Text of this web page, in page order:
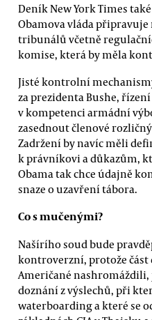
Deník New York Times
Obamova vláda
tribunálů včetně
komise, která by měla
Jisté kontrolní
za prezidenta Bushe,
v kompetenci armádní
zasednout členové
Zadržení by navíc měli
k právníkovi a důkazům,
Obama tak chce údajně
snaze o uzavření tábora.
Co s mučenými?
Našírího soud bude
kontroverzní, protože
Američané nashromáždili,
doznání z výslechů, při
waterboarding a které se